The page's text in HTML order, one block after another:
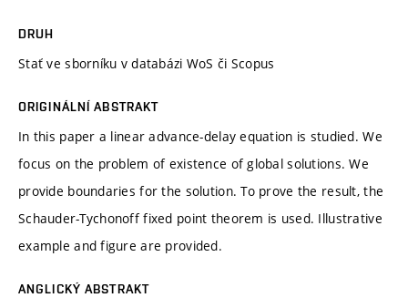
DRUH
Stať ve sborníku v databázi WoS či Scopus
ORIGINÁLNÍ ABSTRAKT
In this paper a linear advance-delay equation is studied. We
focus on the problem of existence of global solutions. We
provide boundaries for the solution. To prove the result, the
Schauder-Tychonoff fixed point theorem is used. Illustrative
example and figure are provided.
ANGLICKÝ ABSTRAKT